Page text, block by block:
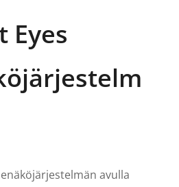
Eyes
avulla